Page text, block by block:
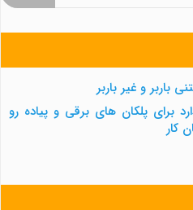
باربر و غیر باربر
برای پلکان های برقی و پیاده رو
کار